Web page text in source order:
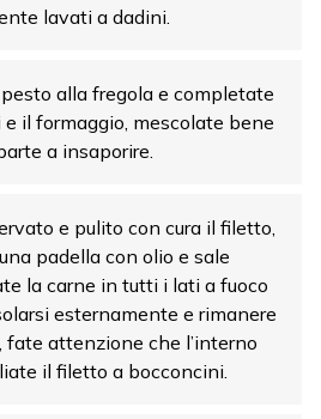
lavati a dadini.
alla fregola e completate
il formaggio, mescolate bene
a insaporire.
e pulito con cura il filetto,
padella con olio e sale
la carne in tutti i lati a fuoco
esternamente e rimanere
fate attenzione che l’interno
il filetto a bocconcini.